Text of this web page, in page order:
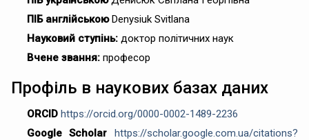
ПІБ англійськоюDenysiuk Svitlana
Науковий ступінь:доктор політичних наук
Вчене звання:професор
Профіль в наукових базах даних
ORCID https://orcid.org/0000-0002-1489-2236
Google Scholar
https://scholar.google.com.ua/citations?